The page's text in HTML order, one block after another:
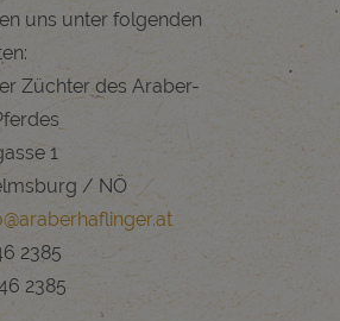
uns unter folgenden
Züchter des Araber-
1
/ NÖ
2385
2385